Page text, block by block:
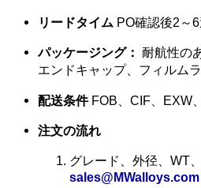
リードタイム PO確認後2～
パッケージング： 耐航性の
エンドキャップ、フィルム
配送条件FOB、CIF、EXW
注文の流れ
グレード、外径、WT
sales@MWalloys.com